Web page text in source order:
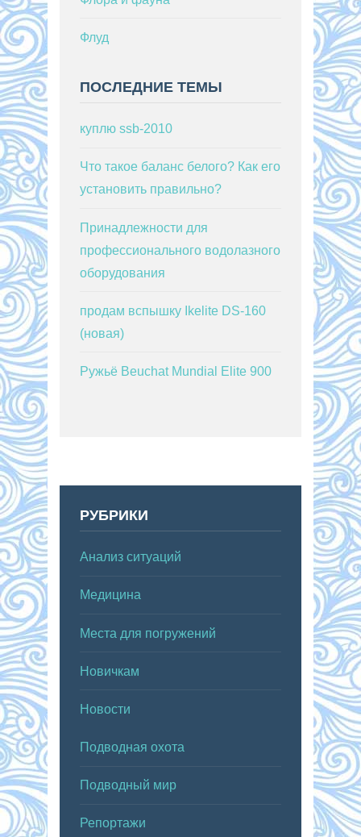
Флуд
ПОСЛЕДНИЕ ТЕМЫ
куплю ssb-2010
Что такое баланс белого? Как его
установить правильно?
Принадлежности для
профессионального водолазного
оборудования
продам вспышку Ikelite DS-160
(новая)
Ружьё Beuchat Mundial Elite 900
РУБРИКИ
Анализ ситуаций
Медицина
Места для погружений
Новичкам
Новости
Подводная охота
Подводный мир
Репортажи